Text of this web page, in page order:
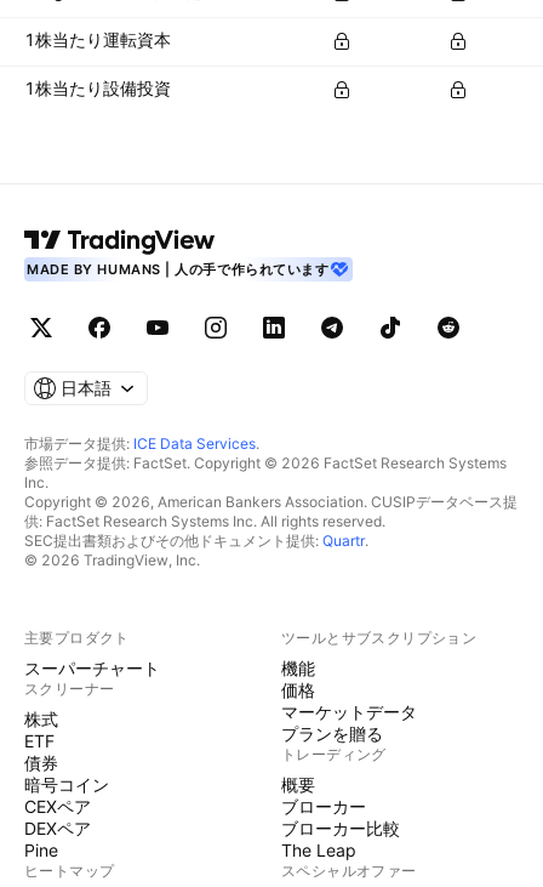
1株当たり運転資本
1株当たり設備投資
MADE BY HUMANS | 人の手で作られています
日本語
市場データ提供: ICE Data Services.
参照データ提供: FactSet. Copyright © 2026 FactSet Research Systems
Inc.
Copyright © 2026, American Bankers Association. CUSIPデータベース提
供: FactSet Research Systems Inc. All rights reserved.
SEC提出書類およびその他ドキュメント提供: Quartr.
© 2026 TradingView, Inc.
主要プロダクト
スーパーチャート
スクリーナー
株式
ETF
債券
暗号コイン
CEXペア
DEXペア
Pine
ヒートマップ
ツールとサブスクリプション
機能
価格
マーケットデータ
プランを贈る
トレーディング
概要
ブローカー
ブローカー比較
The Leap
スペシャルオファー